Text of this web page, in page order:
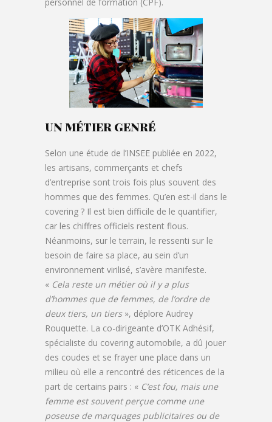
UN MÉTIER GENRÉ
Selon une étude de l’INSEE publiée en 2022,
les artisans, commerçants et chefs
d’entreprise sont trois fois plus souvent des
hommes que des femmes. Qu’en est-il dans le
covering ? Il est bien difficile de le quantifier,
car les chiffres officiels restent flous.
Néanmoins, sur le terrain, le ressenti sur le
besoin de faire sa place, au sein d’un
environnement virilisé, s’avère manifeste.
« Cela reste un métier où il y a plus
d’hommes que de femmes, de l’ordre de
deux tiers, un tiers», déplore Audrey
Rouquette. La co-dirigeante d’OTK Adhésif,
spécialiste du covering automobile, a dû jouer
des coudes et se frayer une place dans un
milieu où elle a rencontré des réticences de la
part de certains pairs : « C’est fou, mais une
femme est souvent perçue comme une
poseuse de marquages publicitaires ou de